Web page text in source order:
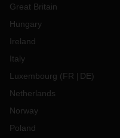
Great Britain
Hungary
Ireland
Italy
Luxembourg (FR DE)
Netherlands
Norway
Poland